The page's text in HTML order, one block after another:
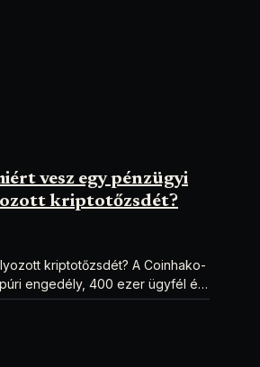
vesz egy pénzügyi
kriptotőzsdét?
kriptotőzsdét? A Coinhako-
engedély, 400 ezer ügyfél és